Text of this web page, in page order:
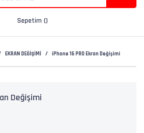
Sepetim
EKRAN DEĞİŞİMİ iPhone 16 PRO Ekran Değişimi
Değişimi